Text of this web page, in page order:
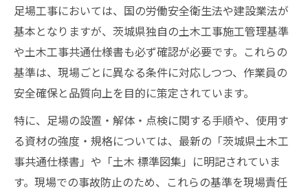
足場工事においては、国の労働安全衛生法や建設業法が
基本となりますが、茨城県独自の土木工事施工管理基準
や土木工事共通仕様書も必ず確認が必要です。これらの
基準は、現場ごとに異なる条件に対応しつつ、作業員の
安全確保と品質向上を目的に策定されています。
特に、足場の設置・解体・点検に関する手順や、使用す
る資材の強度・規格については、最新の「茨城県土木工
事共通仕様書」や「土木 標準図集」に明記されていま
す。現場での事故防止のため、これらの基準を現場責任